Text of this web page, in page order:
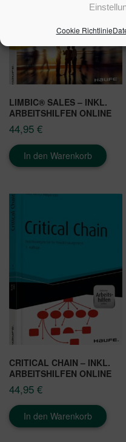
Cookie Richtlinie
LIMBIC® SALES – INKL.
ARBEITSHILFEN ONLINE
44,95 €
In den Warenkorb
CRITICAL CHAIN – INKL.
ARBEITSHILFEN ONLINE
44,95 €
In den Warenkorb